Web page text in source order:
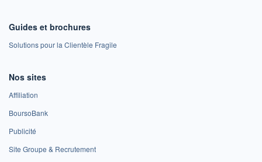
Guides et brochures
Solutions pour la Clientèle Fragile
Nos sites
Affiliation
BoursoBank
Publicité
Site Groupe & Recrutement